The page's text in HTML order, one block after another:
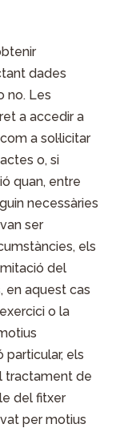
dades
no. Les
a accedir a
a sol·licitar
o, si
quan, entre
necessàries
ser
els
del
en aquest cas
o la
particular, els
tractament de
del fitxer
per motius